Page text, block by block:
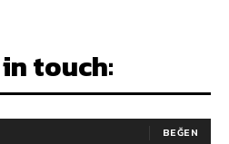
touch:
BEĞEN